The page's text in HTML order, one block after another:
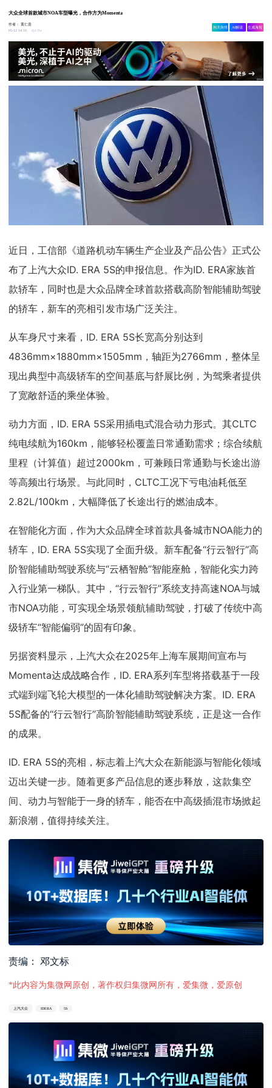
大众全球首款城市NOA车型曝光，合作方为Momenta
作者：黄仁贵
05-12 14:16
1.8w
相关舆情 AI解读 生成海报
近日，工信部《道路机动车辆生产企业及产品公告》正式公
布了上汽大众ID. ERA 5S的申报信息。作为ID. ERA家族首
款轿车，同时也是大众品牌全球首款搭载高阶智能辅助驾驶
的轿车，新车的亮相引发市场广泛关注。
从车身尺寸来看，ID. ERA 5S长宽高分别达到
4836mm×1880mm×1505mm，轴距为2766mm，整体呈
现出典型中高级轿车的空间基底与舒展比例，为驾乘者提供
了宽敞舒适的乘坐体验。
动力方面，ID. ERA 5S采用插电式混合动力形式。其CLTC
纯电续航为160km，能够轻松覆盖日常通勤需求；综合续航
里程（计算值）超过2000km，可兼顾日常通勤与长途出游
等高频出行场景。与此同时，CLTC工况下亏电油耗低至
2.82L/100km，大幅降低了长途出行的燃油成本。
在智能化方面，作为大众品牌全球首款具备城市NOA能力的
轿车，ID. ERA 5S实现了全面升级。新车配备“行云智行”高
阶智能辅助驾驶系统与“云栖智舱”智能座舱，智能化实力跨
入行业第一梯队。其中，“行云智行”系统支持高速NOA与城
市NOA功能，可实现全场景领航辅助驾驶，打破了传统中高
级轿车“智能偏弱”的固有印象。
另据资料显示，
上汽大众在2025年上海车展期间宣布与
Momenta达成战略合作，ID. ERA系列车型将搭载基于一段
式端到端飞轮大模型的一体化辅助驾驶解决方案。ID. ERA
5S配备的“行云智行”高阶智能辅助驾驶系统，正是这一合作
的成果。
ID. ERA 5S的亮相，标志着上汽大众在新能源与智能化领域
迈出关键一步。随着更多产品信息的逐步释放，这款集空
间、动力与智能于一身的轿车，能否在中高级插混市场掀起
新浪潮，值得持续关注。
责编： 邓文标
*此内容为集微网原创，著作权归集微网所有，爱集微，爱原创
上汽大众 IDERA 5S